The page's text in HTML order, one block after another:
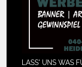
LASS' UNS WAS